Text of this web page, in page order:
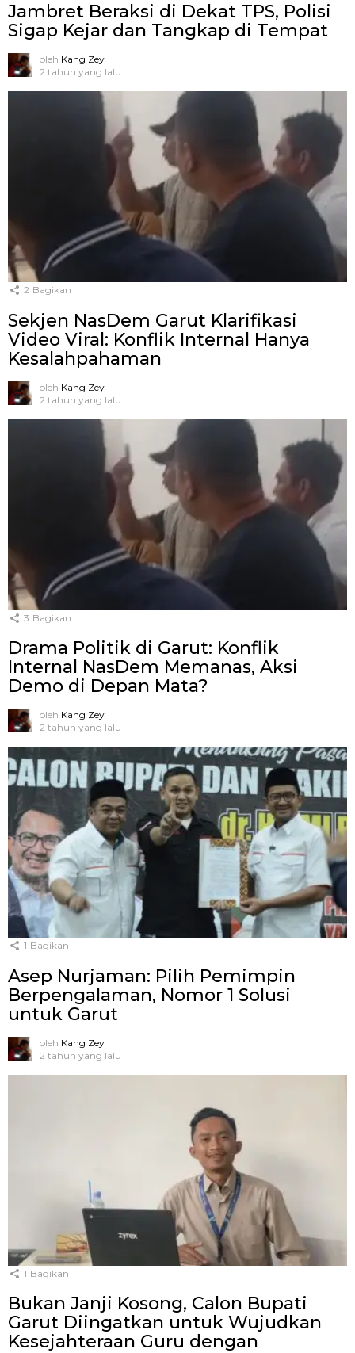
Jambret Beraksi di Dekat TPS, Polisi
Sigap Kejar dan Tangkap di Tempat
oleh Kang Zey
2 tahun yang lalu
2 Bagikan
Sekjen NasDem Garut Klarifikasi
Video Viral: Konflik Internal Hanya
Kesalahpahaman
oleh Kang Zey
2 tahun yang lalu
3 Bagikan
Drama Politik di Garut: Konflik
Internal NasDem Memanas, Aksi
Demo di Depan Mata?
oleh Kang Zey
2 tahun yang lalu
1 Bagikan
Asep Nurjaman: Pilih Pemimpin
Berpengalaman, Nomor 1 Solusi
untuk Garut
oleh Kang Zey
2 tahun yang lalu
1 Bagikan
Bukan Janji Kosong, Calon Bupati
Garut Diingatkan untuk Wujudkan
Kesejahteraan Guru dengan